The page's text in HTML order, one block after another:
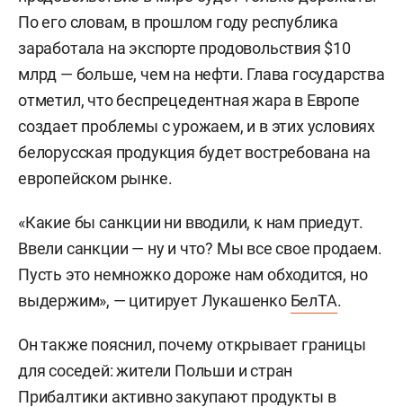
По его словам, в прошлом году республика
заработала на экспорте продовольствия $10
млрд — больше, чем на нефти. Глава государства
отметил, что беспрецедентная жара в Европе
создает проблемы с урожаем, и в этих условиях
белорусская продукция будет востребована на
европейском рынке.
«Какие бы санкции ни вводили, к нам приедут.
Ввели санкции — ну и что? Мы все свое продаем.
Пусть это немножко дороже нам обходится, но
выдержим», — цитирует Лукашенко БелТА.
Он также пояснил, почему открывает границы
для соседей: жители Польши и стран
Прибалтики активно закупают продукты в